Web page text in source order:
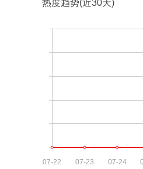
热度趋势(近30天)